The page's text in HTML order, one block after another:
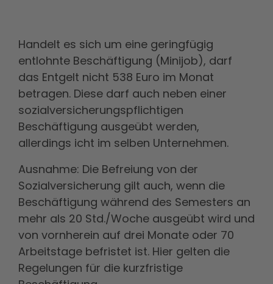
Handelt es sich um eine geringfügig
entlohnte Beschäftigung (Minijob), darf
das Entgelt nicht 538 Euro im Monat
betragen. Diese darf auch neben einer
sozialversicherungspflichtigen
Beschäftigung ausgeübt werden,
allerdings icht im selben Unternehmen.
Ausnahme: Die Befreiung von der
Sozialversicherung gilt auch, wenn die
Beschäftigung während des Semesters an
mehr als 20 Std./Woche ausgeübt wird und
von vornherein auf drei Monate oder 70
Arbeitstage befristet ist. Hier gelten die
Regelungen für die kurzfristige